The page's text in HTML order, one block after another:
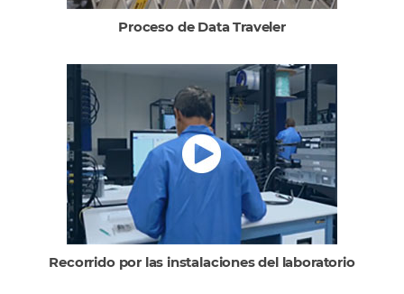
Proceso de Data Traveler
Recorrido por las instalaciones del laboratorio